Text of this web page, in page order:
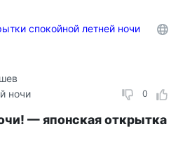
спокойной летней ночи
0
ночи
— японская открытка